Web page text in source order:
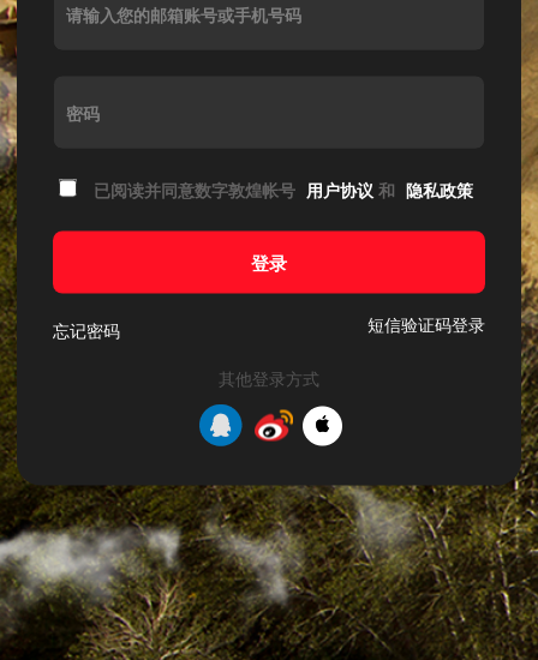
请输入您的邮箱账号或手机号码
密码
已阅读并同意数字敦煌帐号 用户协议 和 隐私政策
登录
忘记密码 短信验证码登录
其他登录方式